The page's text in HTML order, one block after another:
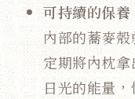
可持續的保養
內部的蕎麥
定期將內枕
日光的能量